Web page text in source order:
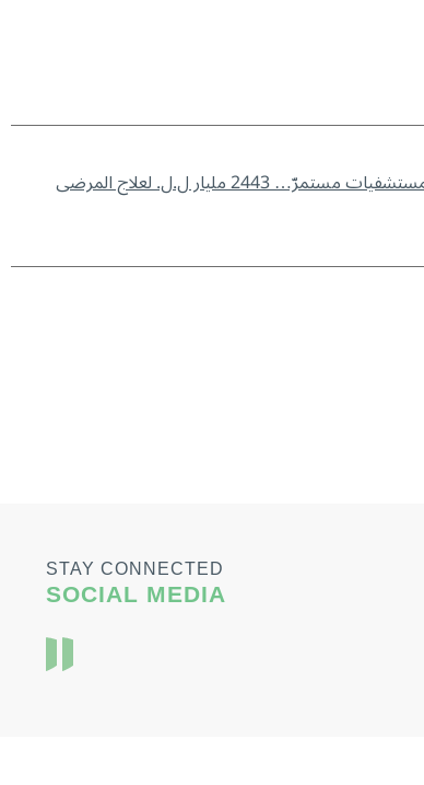
44- كركي : دعم الأطبّاء والمستشفيات مستمرّ… 2443 مليار ل.ل. لعلاج المرضى
STAY CONNECTED
SOCIAL MEDIA